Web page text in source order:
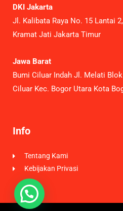
DKI Jakarta
Jl. Kalibata Raya No. 15 Lantai
Kramat Jati Jakarta Timur
Jawa Barat
Bumi Ciluar Indah Jl. Melati
Ciluar Kec. Bogor Utara Kota
Info
Tentang Kami
Kebijakan Privasi